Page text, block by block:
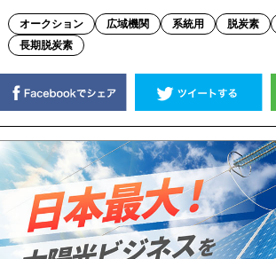
オークション 広域機関 系統用 脱炭素
長期脱炭素